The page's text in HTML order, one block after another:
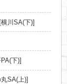
川SA(下)]
下)]
SA(上)]